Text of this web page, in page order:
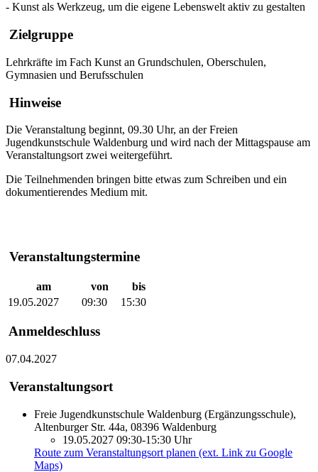
- Kunst als Werkzeug, um die eigene Lebenswelt aktiv zu gestalten
Zielgruppe
Lehrkräfte im Fach Kunst an Grundschulen, Oberschulen,
Gymnasien und Berufsschulen
Hinweise
Die Veranstaltung beginnt, 09.30 Uhr, an der Freien
Jugendkunstschule Waldenburg und wird nach der Mittagspause am
Veranstaltungsort zwei weitergeführt.
Die Teilnehmenden bringen bitte etwas zum Schreiben und ein
dokumentierendes Medium mit.
Veranstaltungstermine
am von
bis
19.05.2027
09:30 15:30
Anmeldeschluss
07.04.2027
Veranstaltungsort
Freie Jugendkunstschule Waldenburg (Ergänzungsschule),
Altenburger Str. 44a, 08396 Waldenburg
19.05.2027 09:30-15:30 Uhr
Route zum Veranstaltungsort planen (ext. Link zu Google
Maps)